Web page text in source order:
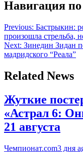
Навигация
Previous: Бастрыкин:
произошла стрельба,
Next: Зинедин Зидан
мадридского “Реала”
Related News
Жуткие
«Астрал 6:
21 августа
Чемпионат.com3 дня